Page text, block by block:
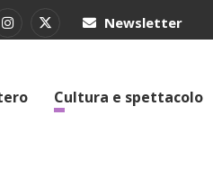
Newsletter
Cultura e spettacolo